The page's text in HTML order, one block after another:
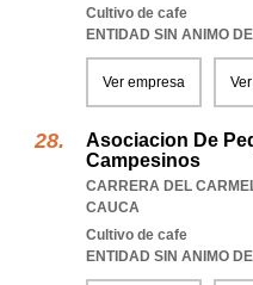
Cultivo de cafe
ENTIDAD SIN ANIMO
Ver empresa
Asociacion De
Campesinos
CARRERA DEL
CAUCA
Cultivo de cafe
ENTIDAD SIN ANIMO